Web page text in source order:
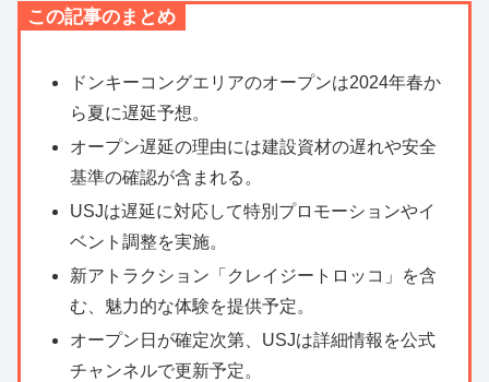
この記事のまとめ
ドンキーコングエリアのオープンは2024年春か
ら夏に遅延予想。
オープン遅延の理由には建設資材の遅れや安全
基準の確認が含まれる。
USJは遅延に対応して特別プロモーションやイ
ベント調整を実施。
新アトラクション「クレイジートロッコ」を含
む、魅力的な体験を提供予定。
オープン日が確定次第、USJは詳細情報を公式
チャンネルで更新予定。